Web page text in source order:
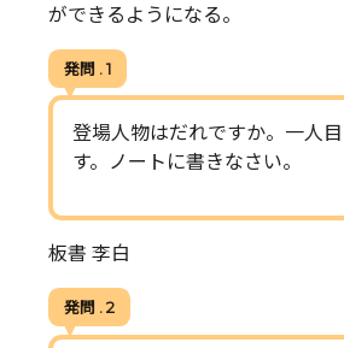
ができるようになる。
発問 . 1
登場人物はだれですか。一人
す。ノートに書きなさい。
板書 李白
発問 . 2